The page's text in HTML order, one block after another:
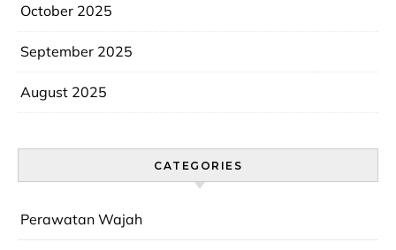
October 2025
September 2025
August 2025
CATEGORIES
Perawatan Wajah